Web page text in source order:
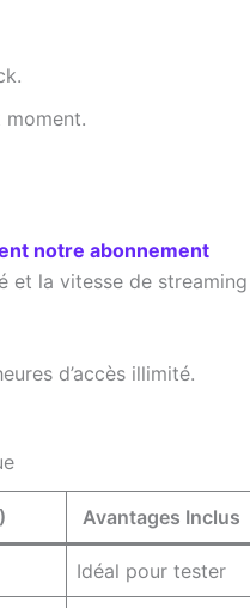
notre abonnement
et la vitesse de streaming
d’accès illimité.
Avantages Inclus
Idéal pour tester